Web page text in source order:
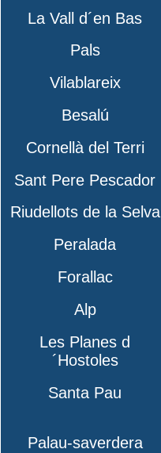
La Vall d´en Bas
Pals
Vilablareix
Besalú
Cornellà del Terri
Sant Pere Pescador
Riudellots de la Selva
Peralada
Forallac
Alp
Les Planes d
´Hostoles
Santa Pau
Palau-saverdera